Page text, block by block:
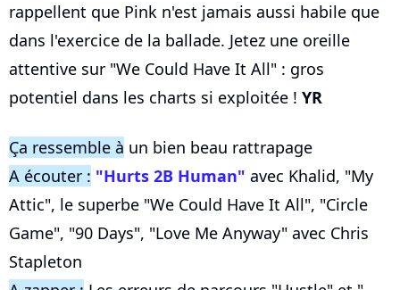
rappellent que Pink n'est jamais aussi habile que
dans l'exercice de la ballade. Jetez une oreille
attentive sur "We Could Have It All" : gros
potentiel dans les charts si exploitée ! YR
Ça ressemble à un bien beau rattrapage
A écouter : "Hurts 2B Human" avec Khalid, "My
Attic", le superbe "We Could Have It All", "Circle
Game", "90 Days", "Love Me Anyway" avec Chris
Stapleton